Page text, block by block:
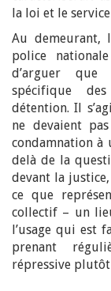
la loi et le
Au demeurant,
police
d’arguer que
spécifique
détention. Il
ne devaient
condamnation à
delà de la
devant la
ce que
collectif – un
l’usage qui est
prenant
répressive plutôt